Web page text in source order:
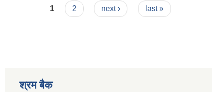
Pages
1 2 next › last »
श्रम बैक